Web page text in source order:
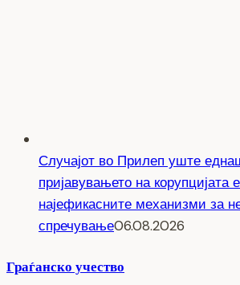
Случајот во Прилеп уште
пријавувањето на корупцијата
најефикасните механизми за
спречување06.08.2026
Граѓанско учество